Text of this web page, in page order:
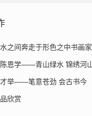
之间奔走于形色之中书画
恩学——青山绿水 锦绣河
举——笔意苍劲 会古书今
欣赏